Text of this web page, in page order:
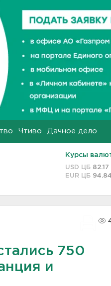
Чтиво Дачное дело
Курсы
USD ЦБ 82.17
EUR ЦБ 94.84
750
и